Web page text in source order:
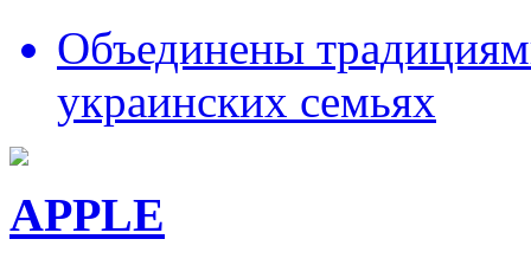
Объединены
украинских семьях
APPLE